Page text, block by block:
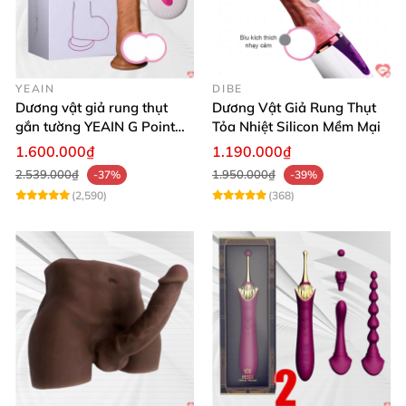
YEAIN
Dương vật giả rung thụt
gắn tường YEAIN G Point
tỏa nhiệt điều khiển từ xa
1.600.000₫
2.539.000₫
-37%
(2,590)
DIBE
Dương Vật Giả Rung Thụt
Tỏa Nhiệt Silicon Mềm Mại
1.190.000₫
1.950.000₫
-39%
(368)